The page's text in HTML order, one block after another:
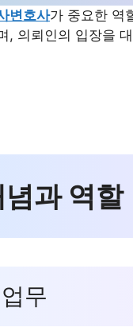
변호사가 중요한 역
, 의뢰인의 입장을
과 역할
무